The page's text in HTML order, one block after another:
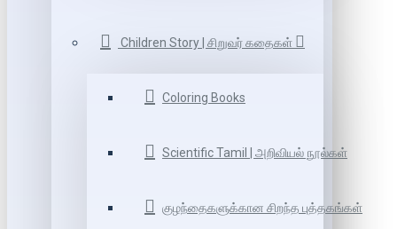
Children Story | சிறுவர் கதைகள்
Coloring Books
Scientific Tamil | அறிவியல் நூல்கள்
குழந்தைகளுக்கான சிறந்த புத்தகங்கள்